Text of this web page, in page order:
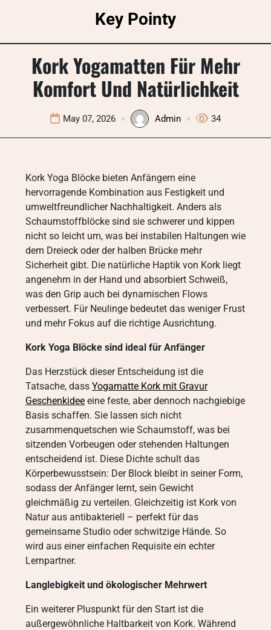
Key Pointy
Kork Yogamatten Für Mehr
Komfort Und Natürlichkeit
May 07, 2026 Admin 34
Kork Yoga Blöcke bieten Anfängern eine
hervorragende Kombination aus Festigkeit und
umweltfreundlicher Nachhaltigkeit. Anders als
Schaumstoffblöcke sind sie schwerer und kippen
nicht so leicht um, was bei instabilen Haltungen wie
dem Dreieck oder der halben Brücke mehr
Sicherheit gibt. Die natürliche Haptik von Kork liegt
angenehm in der Hand und absorbiert Schweiß,
was den Grip auch bei dynamischen Flows
verbessert. Für Neulinge bedeutet das weniger Frust
und mehr Fokus auf die richtige Ausrichtung.
Kork Yoga Blöcke sind ideal für Anfänger
Das Herzstück dieser Entscheidung ist die
Tatsache, dass Yogamatte Kork mit Gravur
Geschenkidee eine feste, aber dennoch nachgiebige
Basis schaffen. Sie lassen sich nicht
zusammenquetschen wie Schaumstoff, was bei
sitzenden Vorbeugen oder stehenden Haltungen
entscheidend ist. Diese Dichte schult das
Körperbewusstsein: Der Block bleibt in seiner Form,
sodass der Anfänger lernt, sein Gewicht
gleichmäßig zu verteilen. Gleichzeitig ist Kork von
Natur aus antibakteriell – perfekt für das
gemeinsame Studio oder schwitzige Hände. So
wird aus einer einfachen Requisite ein echter
Lernpartner.
Langlebigkeit und ökologischer Mehrwert
Ein weiterer Pluspunkt für den Start ist die
außergewöhnliche Haltbarkeit von Kork. Während